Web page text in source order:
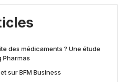
des médicaments ? Une étude
Pharmas
sur BFM Business